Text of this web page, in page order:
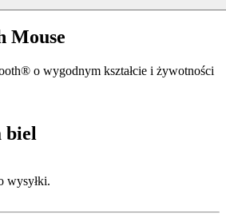
Mouse
o wygodnym kształcie i żywotności
biel
wysyłki.